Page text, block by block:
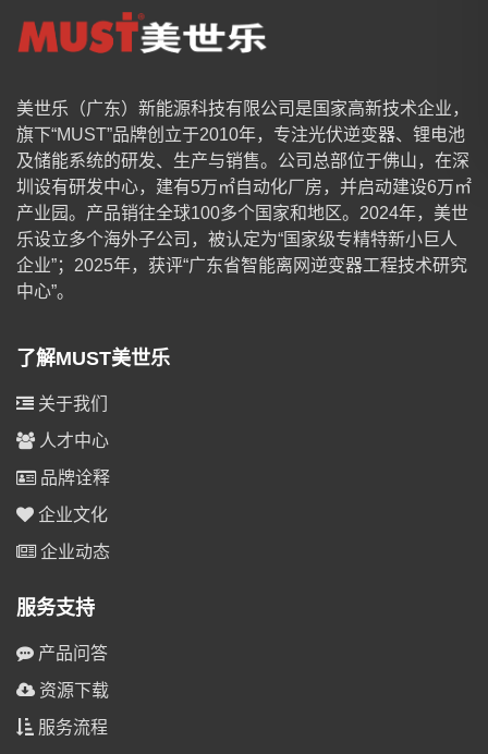
美世乐（广东）新能源科技有限公司是国家高新技术企业，
旗下“MUST”品牌创立于2010年，专注光伏逆变器、锂电池
及储能系统的研发、生产与销售。公司总部位于佛山，在深
圳设有研发中心，建有5万㎡自动化厂房，并启动建设6万㎡
产业园。产品销往全球100多个国家和地区。2024年，美世
乐设立多个海外子公司，被认定为“国家级专精特新小巨人
企业”；2025年，获评“广东省智能离网逆变器工程技术研究
中心”。
了解MUST美世乐
关于我们
人才中心
品牌诠释
企业文化
企业动态
服务支持
产品问答
资源下载
服务流程